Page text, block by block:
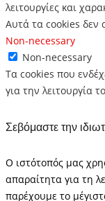
Σεβόμαστε την
Ο ιστότοπός μας
απαραίτητα για τη
παρέχουμε το
λειτουργίες και
Αυτά τα cookies δεν
Non-necessary
Non-necessary
Τα cookies που
για την λειτουργία
αναλυτικών
υποχρεωτικό να
πριν εκτελέσετε
SAVE & ACCEPT